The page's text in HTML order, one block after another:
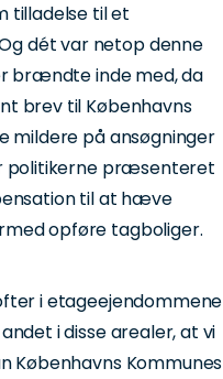
tilladelse til et
dét var netop denne
brændte inde med, da
brev til Københavns
mildere på ansøgninger
politikerne præsenteret
til at hæve
opføre tagboliger.
i etageejendommene
i disse arealer, at vi
Københavns Kommunes